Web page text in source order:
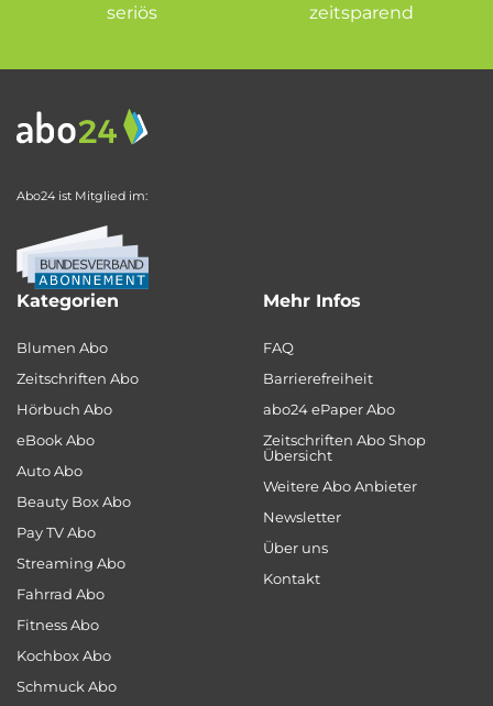
seriös zeitsparend
Abo24 ist Mitglied im:
Kategorien
Blumen Abo
Zeitschriften Abo
Hörbuch Abo
eBook Abo
Auto Abo
Beauty Box Abo
Pay TV Abo
Streaming Abo
Fahrrad Abo
Fitness Abo
Kochbox Abo
Schmuck Abo
Mehr Infos
FAQ
Barrierefreiheit
abo24 ePaper Abo
Zeitschriften Abo Shop
Übersicht
Weitere Abo Anbieter
Newsletter
Über uns
Kontakt